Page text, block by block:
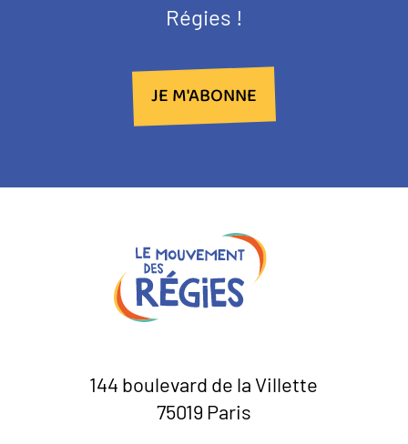
Régies !
JE M'ABONNE
144 boulevard de la Villette
75019 Paris